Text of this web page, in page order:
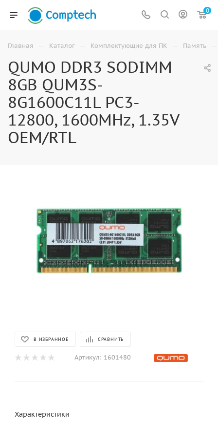
0
Главная — Каталог — Комплектующие для ПК — Память —
QUMO DDR3 SODIMM
8GB QUM3S-
8G1600C11L PC3-
12800, 1600MHz, 1.35V
OEM/RTL
В ИЗБРАННОЕ СРАВНИТЬ
Артикул: 1601480
Характеристики